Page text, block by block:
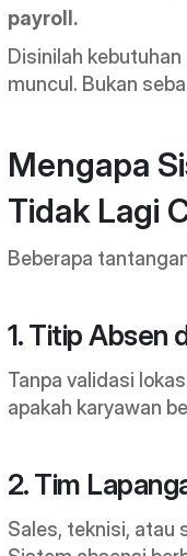
payroll.
Disinilah
muncul. Bukan
Mengapa
Tidak Lagi
Beberapa
1. Titip Absen
Tanpa validasi
apakah karyawan
2. Tim
Sales, teknisi, atau